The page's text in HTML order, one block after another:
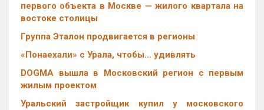
первого объекта в Москве — жилого квартала на
востоке столицы
Группа Эталон продвигается в регионы
«Понаехали» с Урала, чтобы… удивлять
DOGMA вышла в Московский регион с первым
жилым проектом
Уральский застройщик купил у московского